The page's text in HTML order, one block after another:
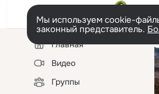
Мы используем cookie-
законный представитель.
Левая
колонкаГлавная
Видео
Группы